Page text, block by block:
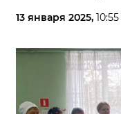
13 января 2025, 10:55